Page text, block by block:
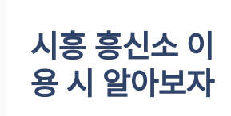
시흥 흥신소 이
용 시 알아보자